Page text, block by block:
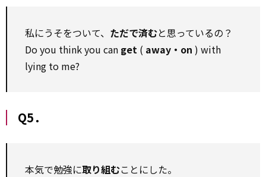
私にうそをついて、 ただで済むと思っているの？
Do you think you can get ( away・on ) with
lying to me?
Q5．
本気で勉強に取り組むことにした。